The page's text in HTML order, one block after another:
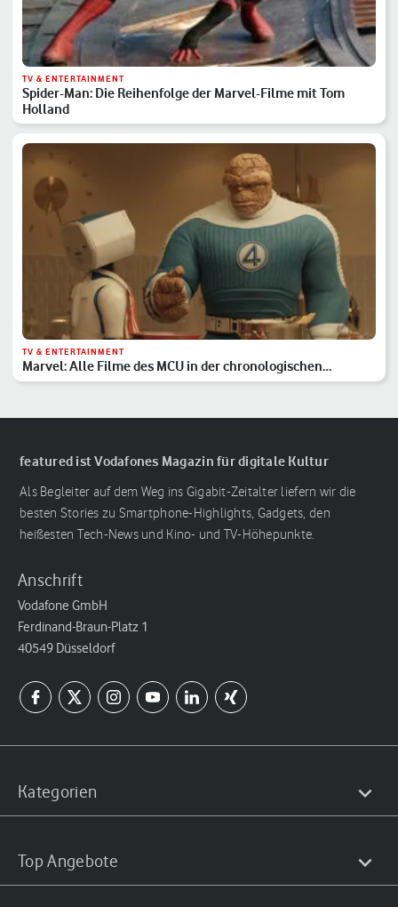
TV & ENTERTAINMENT
Spider-Man: Die Reihenfolge der Marvel-Filme mit Tom
Holland
TV & ENTERTAINMENT
Marvel: Alle Filme des MCU in der chronologischen
Reihenfolge
featured ist Vodafones Magazin für digitale Kultur
Als Begleiter auf dem Weg ins Gigabit-Zeitalter liefern wir die
besten Stories zu Smartphone-Highlights, Gadgets, den
heißesten Tech-News und Kino- und TV-Höhepunkte.
Anschrift
Vodafone GmbH
Ferdinand-Braun-Platz 1
40549 Düsseldorf
Kategorien
Top Angebote